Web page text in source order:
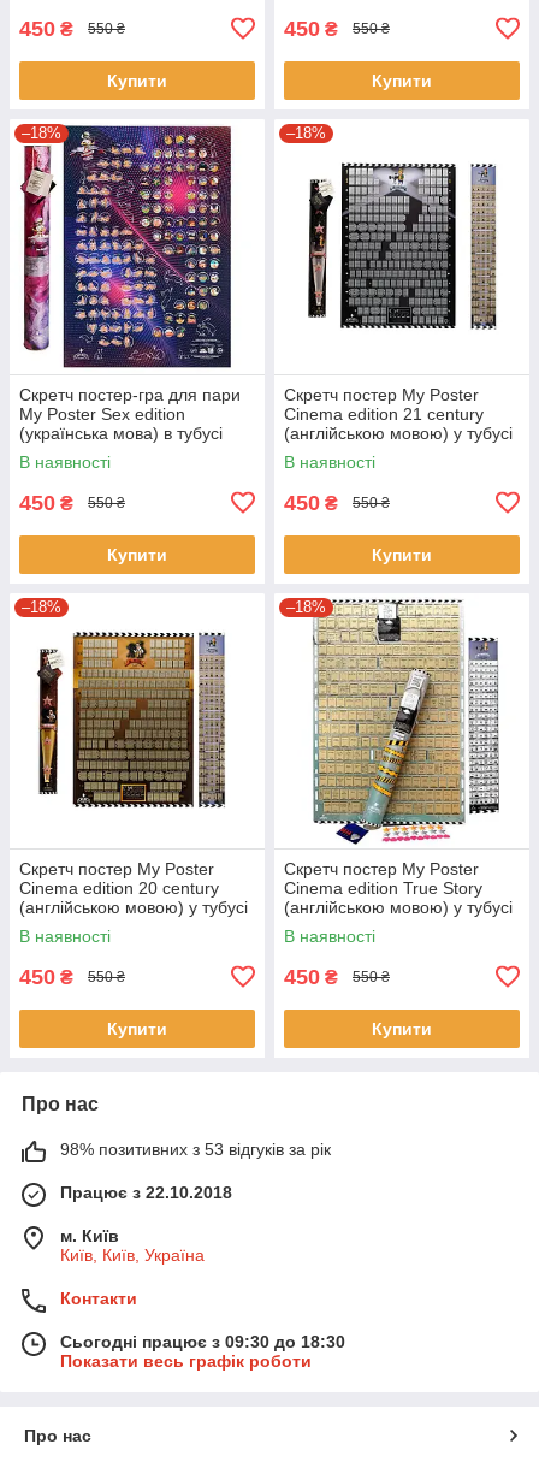
450 ₴ 550 ₴
Купити
450 ₴ 550 ₴
Купити
–18%
Скретч постер-гра для пари
My Poster Sex edition
(українська мова) в тубусі
В наявності
450 ₴ 550 ₴
Купити
–18%
Скретч постер My Poster
Cinema edition 21 century
(англійською мовою) у тубусі
В наявності
450 ₴ 550 ₴
Купити
–18%
Скретч постер My Poster
Cinema edition 20 century
(англійською мовою) у тубусі
В наявності
450 ₴ 550 ₴
Купити
–18%
Скретч постер My Poster
Cinema edition True Story
(англійською мовою) у тубусі
В наявності
450 ₴ 550 ₴
Купити
Про нас
98% позитивних з 53 відгуків за рік
Працює з 22.10.2018
м. Київ
Київ, Київ, Україна
Контакти
Сьогодні працює з 09:30 до 18:30
Показати весь графік роботи
Про нас